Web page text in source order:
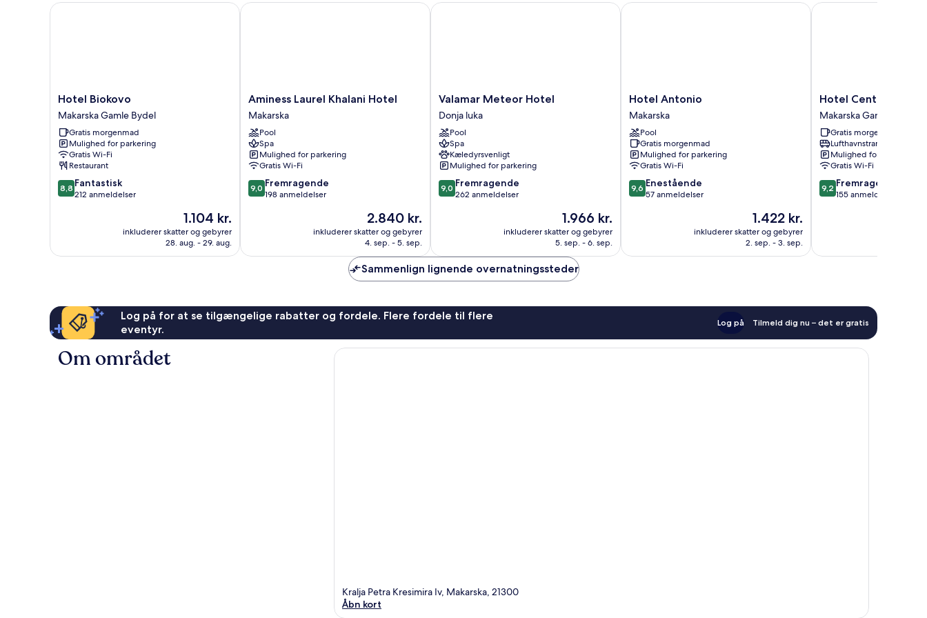
Hotel
Biokovo
Makarska
Gamle
Bydel
Hotel Biokovo
Makarska Gamle Bydel
Gratis morgenmad
Mulighed for parkering
Gratis Wi-Fi
Restaurant
8.8
ud
anmeldelser
8,8 Fantastisk
212 anmeldelser
Prisen
er
1.104 kr.
1.104 kr.
inkluderer skatter og gebyrer
28. aug. - 29. aug.
Hotel Biokovo
Aminess
Laurel
Khalani
Hotel
Makarska
Aminess Laurel Khalani Hotel
Makarska
Pool
Spa
Mulighed for parkering
Gratis Wi-Fi
9.0
ud
anmeldelser
9,0 Fremragende
198 anmeldelser
Prisen
er
2.840 kr.
2.840 kr.
inkluderer skatter og gebyrer
4. sep. - 5. sep.
Aminess Laurel Khalani Hotel
Valamar
Meteor
Hotel
Donja
luka
Valamar Meteor Hotel
Donja luka
Pool
Spa
Kæledyrsvenligt
Mulighed for parkering
9.0
ud
anmeldelser
9,0 Fremragende
262 anmeldelser
Prisen
er
1.966 kr.
1.966 kr.
inkluderer skatter og gebyrer
5. sep. - 6. sep.
Valamar Meteor Hotel
Hotel
Antonio
Makarska
Hotel Antonio
Makarska
Pool
Gratis morgenmad
Mulighed for parkering
Gratis Wi-Fi
9.6
ud
anmeldelser
9,6 Enestående
57 anmeldelser
Prisen
er
1.422 kr.
1.422 kr.
inkluderer skatter og gebyrer
2. sep. - 3. sep.
Hotel Antonio
Hotel
Central
Beach
9
Makarska
Gamle
Bydel
Hotel Central Beach
Makarska Gamle Bydel
Gratis morgenmad
Lufthavnstransport
Mulighed for parkering
Gratis Wi-Fi
9.2
ud
anmeldelser
9,2 Fremragende
155 anmeldelser
Hotel Central Beach 9
Sammenlign lignende overnatningssteder
Log på for at se tilgængelige rabatter og fordele. Flere fordele til flere
eventyr.
Log på Tilmeld dig nu – det er gratis
Om området
Kralja Petra Kresimira Iv, Makarska, 21300
Åbn kort